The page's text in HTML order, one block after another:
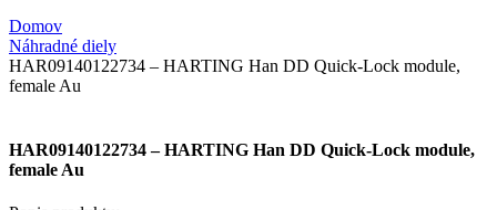
Domov
Náhradné diely
HAR09140122734 – HARTING Han DD Quick-Lock module,
female Au
HAR09140122734 – HARTING Han DD Quick-Lock module,
female Au